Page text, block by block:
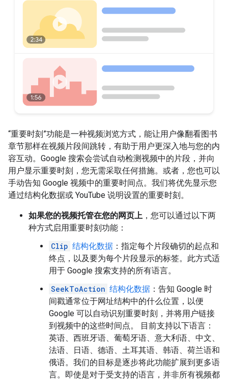
“重要时刻”功能是一种视频浏览方式，能让用户像翻看图书
章节那样在视频片段间跳转，有助于用户更深入地与您的内
容互动。Google 搜索会尝试自动检测视频中的片段，并向
用户显示重要时刻，您无需采取任何措施。或者，您也可以
手动告知 Google 视频中的重要时间点。我们将优先显示您
通过结构化数据或 YouTube 说明设置的重要时刻。
如果您的视频托管在您的网页上 ，您可以通过以下两
种方式启用重要时刻功能：
Clip 结构化数据 ：指定每个片段确切的起点和
终点，以及要为每个片段显示的标签。此方式适
用于 Google 搜索支持的所有语言。
SeekToAction 结构化数据 ：告知 Google 时
间戳通常位于网址结构中的什么位置，以便
Google 可以自动识别重要时刻，并将用户链接
到视频中的这些时间点。 目前支持以下语言：
英语、西班牙语、葡萄牙语、意大利语、中文、
法语、日语、德语、土耳其语、韩语、荷兰语和
俄语。我们的目标是逐步将此功能扩展到更多语
言。即使是对于受支持的语言，并非所有视频都